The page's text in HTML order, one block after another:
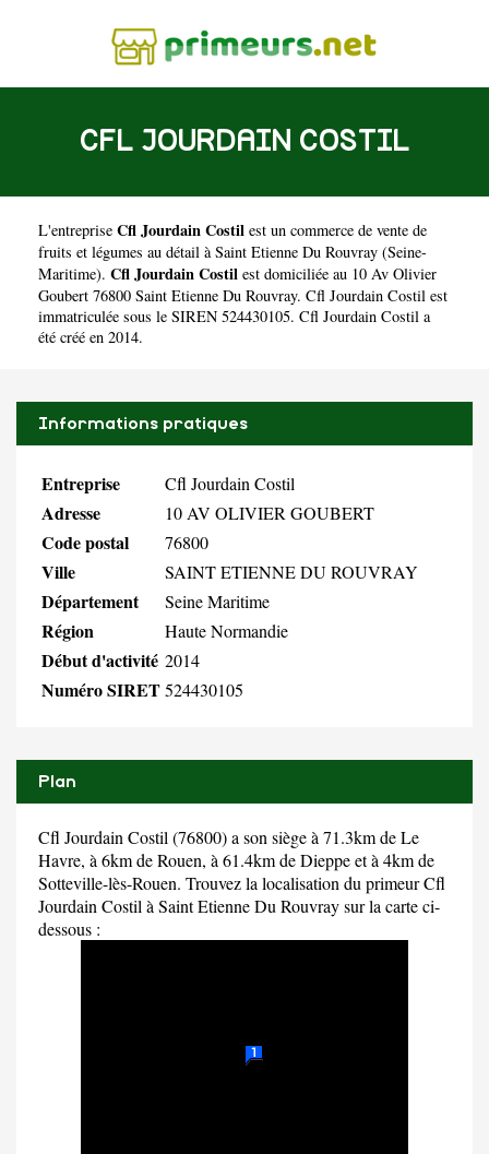
CFL JOURDAIN COSTIL
L'entreprise Cfl Jourdain Costil est un commerce de vente de
fruits et légumes au détail à Saint Etienne Du Rouvray (Seine-
Maritime). Cfl Jourdain Costil est domiciliée au 10 Av Olivier
Goubert 76800 Saint Etienne Du Rouvray. Cfl Jourdain Costil est
immatriculée sous le SIREN 524430105. Cfl Jourdain Costil a
été créé en 2014.
Informations pratiques
Entreprise Cfl Jourdain Costil
Adresse 10 AV OLIVIER GOUBERT
Code postal 76800
Ville SAINT ETIENNE DU ROUVRAY
Département Seine Maritime
Région Haute Normandie
Début d'activité 2014
Numéro SIRET524430105
Plan
Cfl Jourdain Costil (76800) a son siège à 71.3km de Le
Havre, à 6km de Rouen, à 61.4km de Dieppe et à 4km de
Sotteville-lès-Rouen. Trouvez la localisation du primeur Cfl
Jourdain Costil à Saint Etienne Du Rouvray sur la carte ci-
dessous :